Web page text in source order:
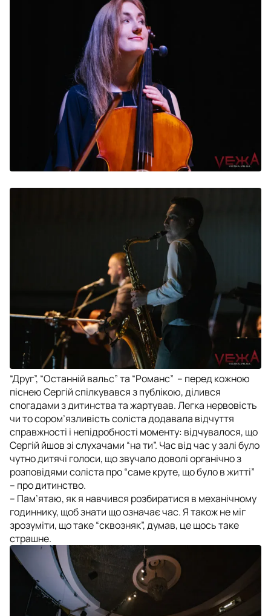
“Друг”, “Останній вальс” та “Романс” – перед кожною
піснею Сергій спілкувався з публікою, ділився
спогадами з дитинства та жартував. Легка нервовість
чи то сором’язливість соліста додавала відчуття
справжності і непідробності моменту: відчувалося, що
Сергій йшов зі слухачами “на ти”. Час від час у залі було
чутно дитячі голоси, що звучало доволі органічно з
розповідями соліста про “саме круте, що було в житті”
– про дитинство.
– Пам’ятаю, як я навчився розбиратися в механічному
годиннику, щоб знати що означає час. Я також не міг
зрозуміти, що таке “сквозняк”, думав, це щось таке
страшне.